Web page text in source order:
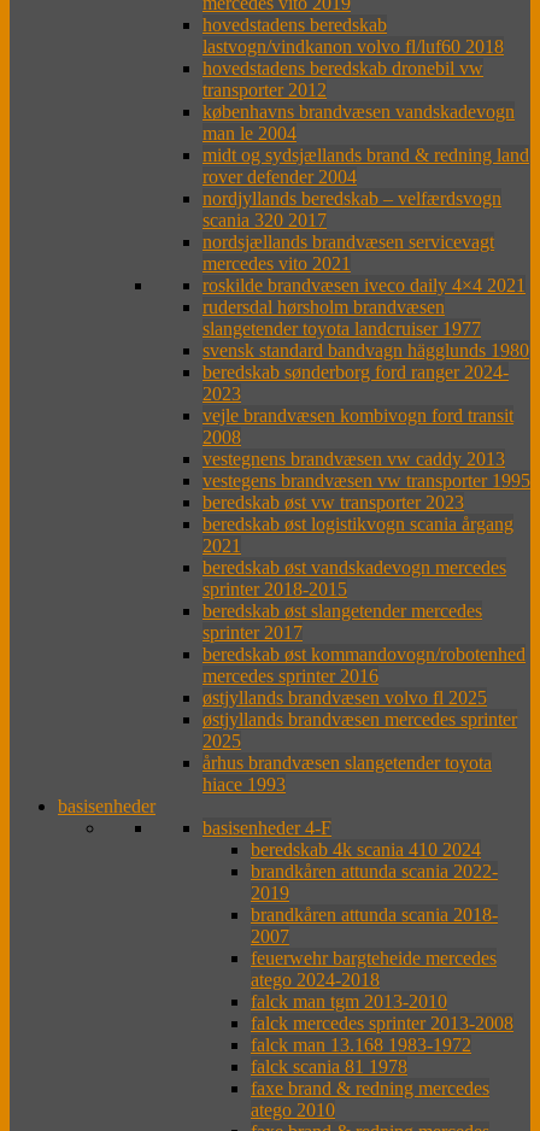
hovedstadens beredskab
lastvogn/vindkanon volvo fl/luf60 2018
hovedstadens beredskab dronebil vw
transporter 2012
københavns brandvæsen vandskadevogn
man le 2004
midt og sydsjællands brand & redning land
rover defender 2004
nordjyllands beredskab – velfærdsvogn
scania 320 2017
nordsjællands brandvæsen servicevagt
mercedes vito 2021
roskilde brandvæsen iveco daily 4×4 2021
rudersdal hørsholm brandvæsen
slangetender toyota landcruiser 1977
svensk standard bandvagn hägglunds 1980
beredskab sønderborg ford ranger 2024-
2023
vejle brandvæsen kombivogn ford transit
2008
vestegnens brandvæsen vw caddy 2013
vestegens brandvæsen vw transporter 1995
beredskab øst vw transporter 2023
beredskab øst logistikvogn scania årgang
2021
beredskab øst vandskadevogn mercedes
sprinter 2018-2015
beredskab øst slangetender mercedes
sprinter 2017
beredskab øst kommandovogn/robotenhed
mercedes sprinter 2016
østjyllands brandvæsen volvo fl 2025
østjyllands brandvæsen mercedes sprinter
2025
århus brandvæsen slangetender toyota
hiace 1993
basisenheder
basisenheder 4-F
beredskab 4k scania 410 2024
brandkåren attunda scania 2022-
2019
brandkåren attunda scania 2018-
2007
feuerwehr bargteheide mercedes
atego 2024-2018
falck man tgm 2013-2010
falck mercedes sprinter 2013-2008
falck man 13.168 1983-1972
falck scania 81 1978
faxe brand & redning mercedes
atego 2010